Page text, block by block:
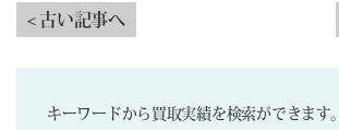
< 古い記事へ
キーワードから買取実績を検索ができます。